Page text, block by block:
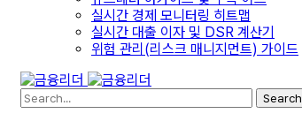
실시간 경제 모니터링 히트맵
실시간 대출 이자 및 DSR 계산기
위험 관리(리스크 매니지먼트) 가이드
Search